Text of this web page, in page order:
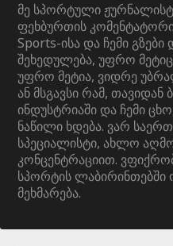
მე სპორტული
ფეხბურთის
Sports-ისა და ჩემი გზები
შეხედულება, უფრო
უფრო მეტია, ვიდრე
ან მსგავსი რამ,
ინდუსტრიაში და ჩემი
ნაწილი ხდება. ვარ
სპეციალისტი, ახლო
კონცენტრაციით.
სპორტის ლაბირინთებში
მეხმარება.